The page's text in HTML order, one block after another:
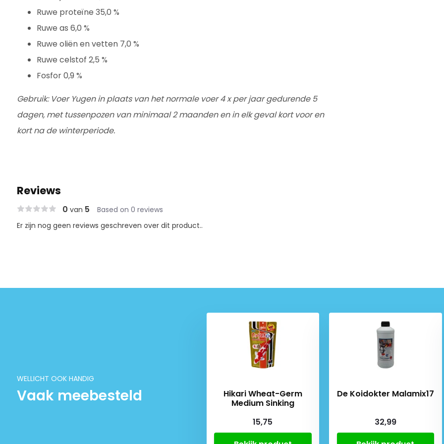
Ruwe proteïne 35,0 %
Ruwe as 6,0 %
Ruwe oliën en vetten 7,0 %
Ruwe celstof 2,5 %
Fosfor 0,9 %
Gebruik: Voer Yugen in plaats van het normale voer 4 x per jaar gedurende 5
dagen, met tussenpozen van minimaal 2 maanden en in elk geval kort voor en
kort na de winterperiode.
Reviews
0 van 5 Based on 0 reviews
Er zijn nog geen reviews geschreven over dit product..
WELLICHT OOK HANDIG
Vaak meebesteld
Wheat-Germ
Large
ProBites Winter-Care
Hikari Wheat-Germ
Medium Sinking
15,75
De Koidokter Malamix17
32,99